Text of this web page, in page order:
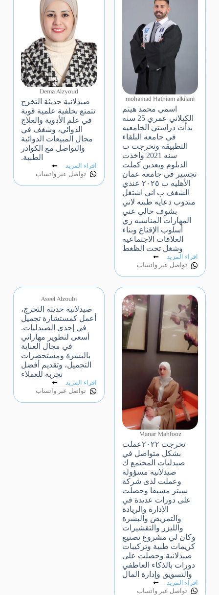
mohamad Hathiam alkilani
اسمي محمد هيثم
الكيلاني عمري 25 سنه
بدأت دراستي الجامعيه
في جامعه البلقاء
التطبيقه وتخرجت ب
سنه 2021 واخذت
الدبلوم وبعدين كملت
تجسير في جامعه عمان
الأهليه ب ٢٠٢٥ عندي
الشغف ب اني اشتغل
مندوب دعايه طبيه لاني
بشوف حالي عني
المهارات المناسبه زي
أسلوب الإقناع وبناء
العلاقات الاجتماعيه
وشغل تحت الظغط
اقراء المزيد
تواصل عبر واتساب
Dema Alzyoud
صيدلانية حديثة التخرج
تتمتع بخلفية علمية قوية
في علم الأدوية والعلاج
الدوائي، وشغف في
مجال المبيعات الدوائية
والتواصل مع الكوادر
الطبية.
اقراء المزيد
تواصل عبر واتساب
Manar Mahfooz
تخرجت ٢٠٢٢عملت
بشكل متواصل في
صيدليات المجتمع ك
صيدلانية مسؤولة
وعملت لدى شركة
سبتر مسبقا وحصلت
على دورات عديدة في
الإدارة والريادة
والتمريض والبشرة
والليزر والتقشيرات
وكان لي مشروع تصنيع
كريمات طبية وتركيبات
صيدلانية وحصلت على
دورات بالذكاء العاطفي
والتسويق وإدارة المال
اقراء المزيد
تواصل عبر واتساب
Aseel Alzoubi
صيدلانية حديثة التخرج،
أعمل كمستشارة تجميل
في إحدى الصيدليات.
أسعى لتطوير مهاراتي
في مجال العناية
بالبشرة ومستحضرات
التجميل، وتقديم أفضل
تجربة للعملاء
اقراء المزيد
تواصل عبر واتساب